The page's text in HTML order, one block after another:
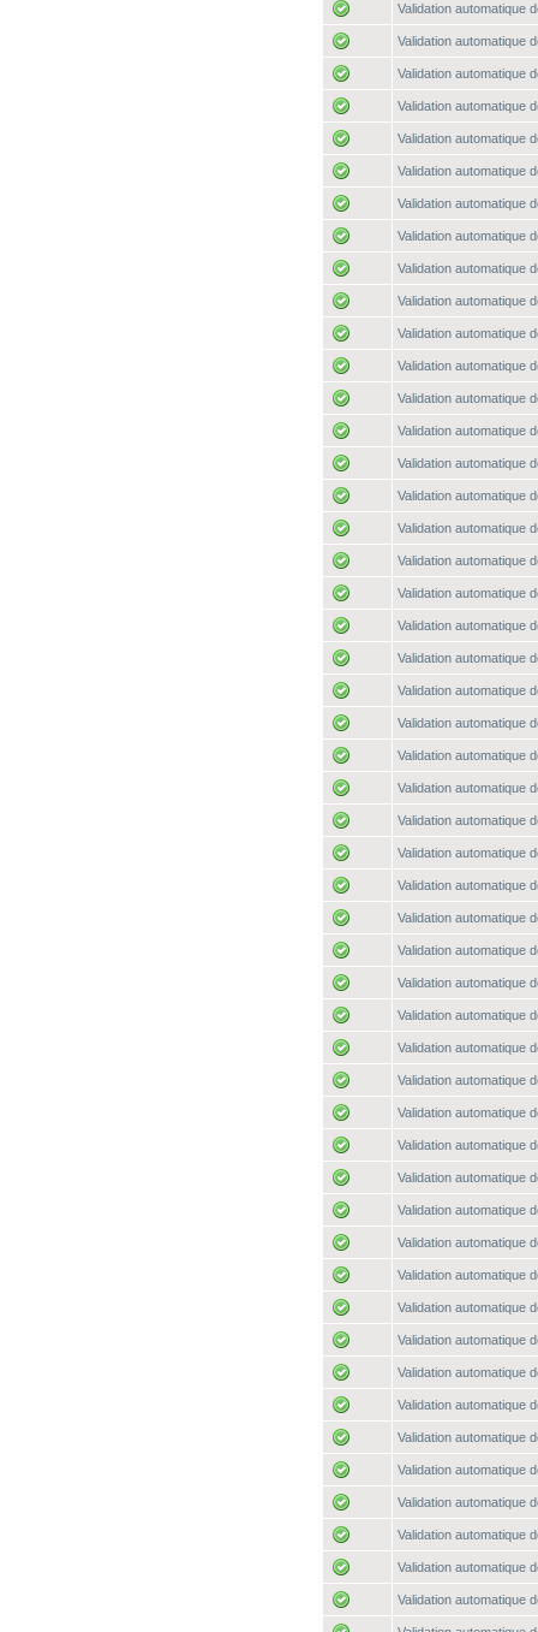
Validation automatique
Validation automatique
Validation automatique
Validation automatique
Validation automatique
Validation automatique
Validation automatique
Validation automatique
Validation automatique
Validation automatique
Validation automatique
Validation automatique
Validation automatique
Validation automatique
Validation automatique
Validation automatique
Validation automatique
Validation automatique
Validation automatique
Validation automatique
Validation automatique
Validation automatique
Validation automatique
Validation automatique
Validation automatique
Validation automatique
Validation automatique
Validation automatique
Validation automatique
Validation automatique
Validation automatique
Validation automatique
Validation automatique
Validation automatique
Validation automatique
Validation automatique
Validation automatique
Validation automatique
Validation automatique
Validation automatique
Validation automatique
Validation automatique
Validation automatique
Validation automatique
Validation automatique
Validation automatique
Validation automatique
Validation automatique
Validation automatique
Validation automatique